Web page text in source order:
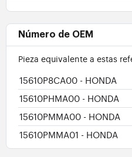
Número de OEM
Pieza equivalente a estas
15610P8CA00 - HONDA
15610PHMA00 - HONDA
15610PMMA00 - HONDA
15610PMMA01 - HONDA